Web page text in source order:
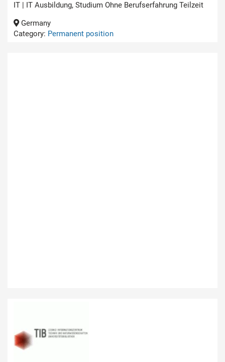
IT | IT Ausbildung, Studium Ohne Berufserfahrung Teilzeit
Germany
Category: Permanent position